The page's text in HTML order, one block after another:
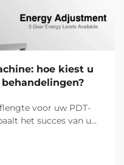
hoe kiest u
voor uw PDT-
het succes van uw
dringen op
door en activeren